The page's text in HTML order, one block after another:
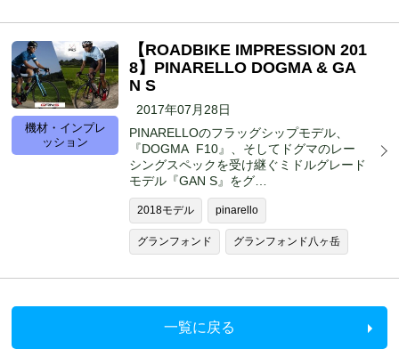
機材・インプレ
ッション
【ROADBIKE IMPRESSION 201
8】PINARELLO DOGMA & GA
N S
2017年07月28日
PINARELLOのフラッグシップモデル、
『DOGMA F10』、そしてドグマのレー
シングスペックを受け継ぐミドルグレード
モデル『GAN S』をグ…
2018モデル pinarello
グランフォンド グランフォンド八ヶ岳
一覧に戻る